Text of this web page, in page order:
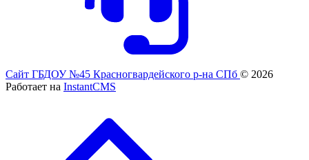
Сайт ГБДОУ №45 Красногвардейского р-на СПб © 2026
Работает на InstantCMS